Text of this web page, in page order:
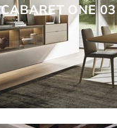
CABARET ONE 03